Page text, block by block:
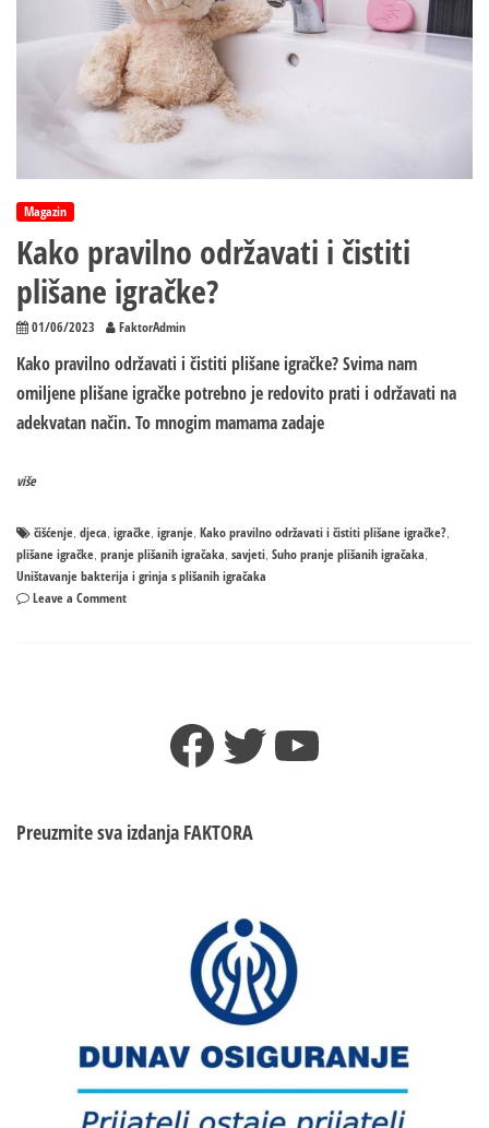
Magazin
Kako pravilno održavati i čistiti
plišane igračke?
01/06/2023 FaktorAdmin
Kako pravilno održavati i čistiti plišane igračke? Svima nam
omiljene plišane igračke potrebno je redovito prati i održavati na
adekvatan način. To mnogim mamama zadaje
više
čišćenje, djeca, igračke, igranje, Kako pravilno održavati i čistiti plišane igračke?,
plišane igračke, pranje plišanih igračaka, savjeti, Suho pranje plišanih igračaka,
Uništavanje bakterija i grinja s plišanih igračaka
Leave a Commenton
Facebook
TwitterYouTube
Preuzmite sva izdanja FAKTORA